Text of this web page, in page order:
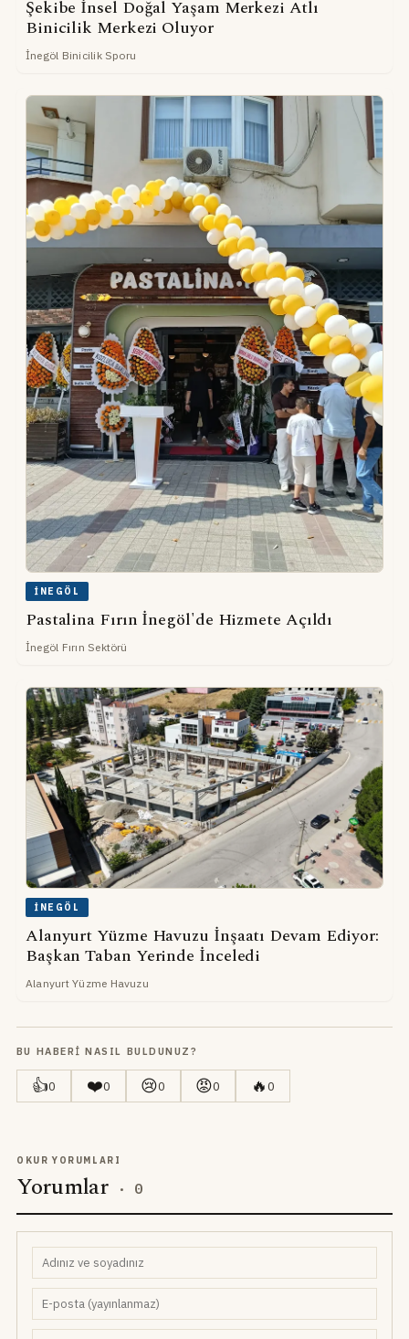
Şekibe İnsel Doğal Yaşam Merkezi Atlı
Binicilik Merkezi Oluyor
İnegöl Binicilik Sporu
İNEGÖL
Pastalina Fırın İnegöl'de Hizmete Açıldı
İnegöl Fırın Sektörü
İNEGÖL
Alanyurt Yüzme Havuzu İnşaatı Devam Ediyor:
Başkan Taban Yerinde İnceledi
Alanyurt Yüzme Havuzu
BU HABERI NASIL BULDUNUZ?
👍0 ❤️0 😢0 😡0 🔥0
OKUR YORUMLARI
Yorumlar · 0